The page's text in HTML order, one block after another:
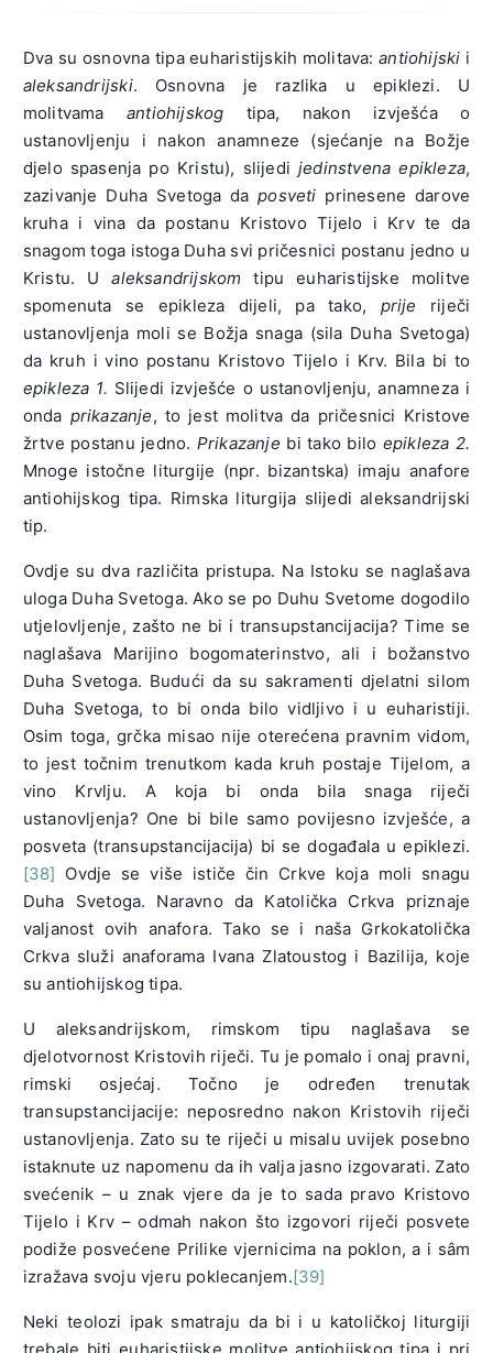
Dva su osnovna tipa euharistijskih molitava:antiohijski i
aleksandrijski. Osnovna je razlika u epiklezi. U
molitvama antiohijskog tipa, nakon izvješća o
ustanovljenju i nakon anamneze (sjećanje na Božje
djelo spasenja po Kristu), slijedi jedinstvena epikleza,
zazivanje Duha Svetoga daposveti prinesene darove
kruha i vina da postanu Kristovo Tijelo i Krv te da
snagom toga istoga Duha svi pričesnici postanu jedno u
Kristu. Ualeksandrijskom tipu euharistijske molitve
spomenuta se epikleza dijeli, pa tako, prije riječi
ustanovljenja moli se Božja snaga (sila Duha Svetoga)
da kruh i vino postanu Kristovo Tijelo i Krv. Bila bi to
epikleza 1. Slijedi izvješće o ustanovljenju, anamneza i
onda prikazanje, to jest molitva da pričesnici Kristove
žrtve postanu jedno. Prikazanje bi tako bilo epikleza 2.
Mnoge istočne liturgije (npr. bizantska) imaju anafore
antiohijskog tipa. Rimska liturgija slijedi aleksandrijski
tip.
Ovdje su dva različita pristupa. Na Istoku se naglašava
uloga Duha Svetoga. Ako se po Duhu Svetome dogodilo
utjelovljenje, zašto ne bi i transupstancijacija? Time se
naglašava Marijino bogomaterinstvo, ali i božanstvo
Duha Svetoga. Budući da su sakramenti djelatni silom
Duha Svetoga, to bi onda bilo vidljivo i u euharistiji.
Osim toga, grčka misao nije oterećena pravnim vidom,
to jest točnim trenutkom kada kruh postaje Tijelom, a
vino Krvlju. A koja bi onda bila snaga riječi
ustanovljenja? One bi bile samo povijesno izvješće, a
posveta (transupstancijacija) bi se događala u epiklezi.
[38] Ovdje se više ističe čin Crkve koja moli snagu
Duha Svetoga. Naravno da Katolička Crkva priznaje
valjanost ovih anafora. Tako se i naša Grkokatolička
Crkva služi anaforama Ivana Zlatoustog i Bazilija, koje
su antiohijskog tipa.
U aleksandrijskom, rimskom tipu naglašava se
djelotvornost Kristovih riječi. Tu je pomalo i onaj pravni,
rimski osjećaj. Točno je određen trenutak
transupstancijacije: neposredno nakon Kristovih riječi
ustanovljenja. Zato su te riječi u misalu uvijek posebno
istaknute uz napomenu da ih valja jasno izgovarati. Zato
svećenik – u znak vjere da je to sada pravo Kristovo
Tijelo i Krv – odmah nakon što izgovori riječi posvete
podiže posvećene Prilike vjernicima na poklon, a i sâm
izražava svoju vjeru poklecanjem.[39]
Neki teolozi ipak smatraju da bi i u katoličkoj liturgiji